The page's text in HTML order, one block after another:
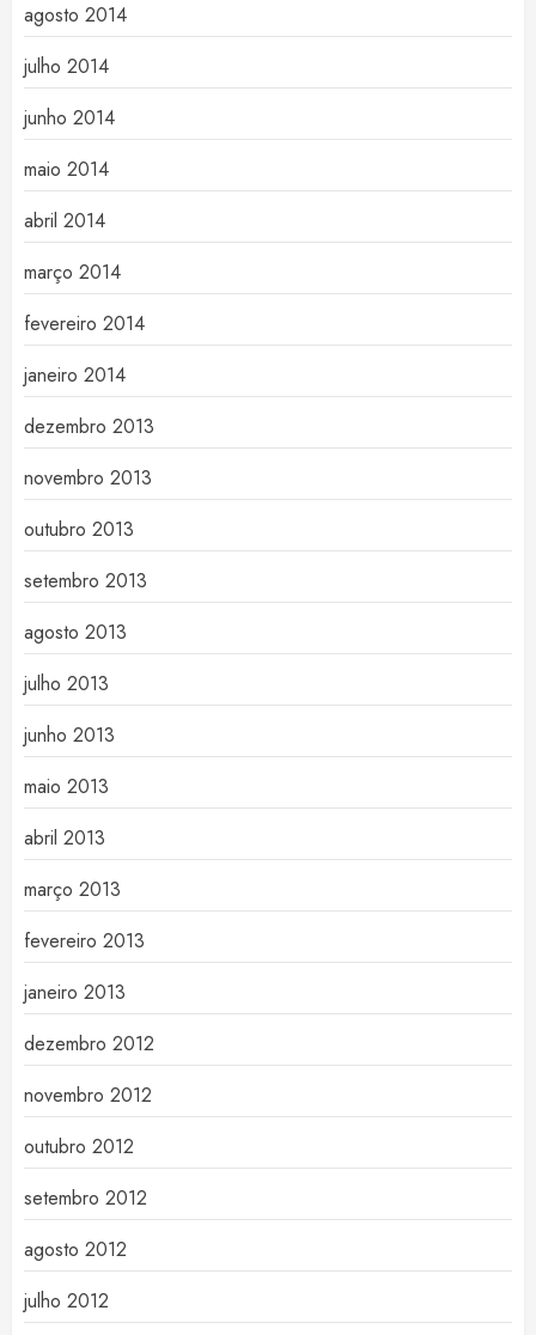
agosto 2014
julho 2014
junho 2014
maio 2014
abril 2014
março 2014
fevereiro 2014
janeiro 2014
dezembro 2013
novembro 2013
outubro 2013
setembro 2013
agosto 2013
julho 2013
junho 2013
maio 2013
abril 2013
março 2013
fevereiro 2013
janeiro 2013
dezembro 2012
novembro 2012
outubro 2012
setembro 2012
agosto 2012
julho 2012